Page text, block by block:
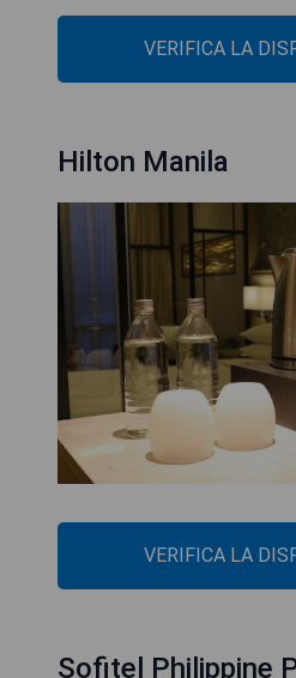
VERIFICA LA
Hilton Manila
VERIFICA LA
Sofitel Philippine